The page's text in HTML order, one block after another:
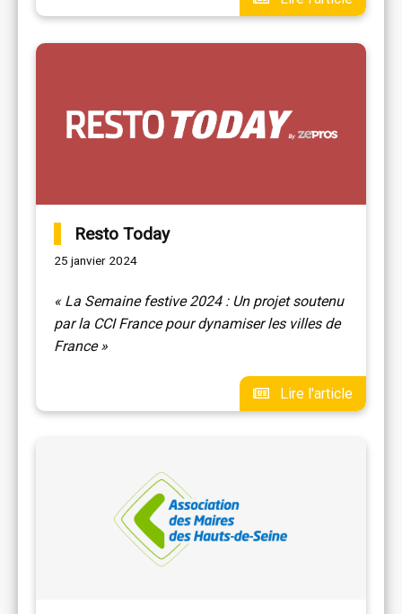
Resto Today
25 janvier 2024
« La Semaine festive 2024 : Un projet soutenu
par la CCI France pour dynamiser les villes de
France »
Lire l'article